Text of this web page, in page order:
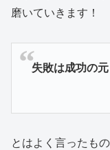
磨いていきます！
失敗は成功の元
とはよく言ったも